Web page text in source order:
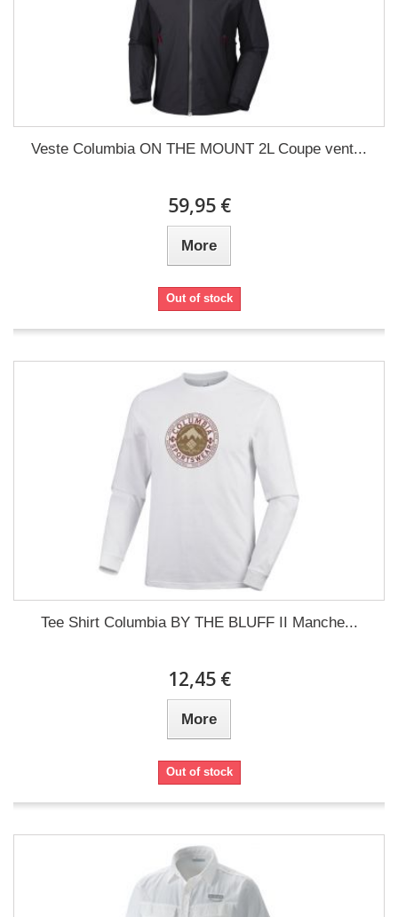
Veste Columbia ON THE MOUNT 2L Coupe vent...
59,95 €
More
Out of stock
Tee Shirt Columbia BY THE BLUFF II Manche...
12,45 €
More
Out of stock